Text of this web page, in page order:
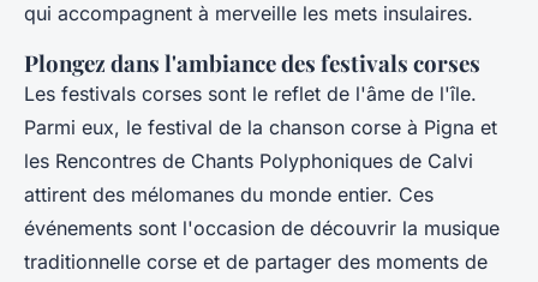
qui accompagnent à merveille les mets insulaires.
Plongez dans l'ambiance des festivals corses
Les festivals corses sont le reflet de l'âme de l'île.
Parmi eux, le festival de la chanson corse à Pigna et
les Rencontres de Chants Polyphoniques de Calvi
attirent des mélomanes du monde entier. Ces
événements sont l'occasion de découvrir la musique
traditionnelle corse et de partager des moments de